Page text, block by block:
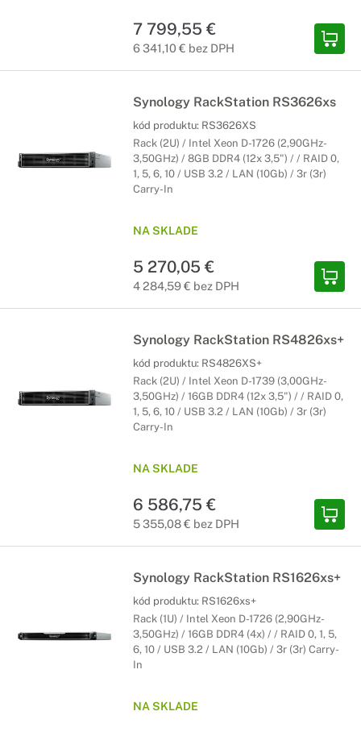
7 799,55 €
6 341,10 € bez DPH
Synology RackStation RS3626xs
kód produktu: RS3626XS
Rack (2U) / Intel Xeon D-1726 (2,90GHz-
3,50GHz) / 8GB DDR4 (12x 3,5") / / RAID 0,
1, 5, 6, 10 / USB 3.2 / LAN (10Gb) / 3r (3r)
Carry-In
NA SKLADE
5 270,05 €
4 284,59 € bez DPH
Synology RackStation RS4826xs+
kód produktu: RS4826XS+
Rack (2U) / Intel Xeon D-1739 (3,00GHz-
3,50GHz) / 16GB DDR4 (12x 3,5") / / RAID 0,
1, 5, 6, 10 / USB 3.2 / LAN (10Gb) / 3r (3r)
Carry-In
NA SKLADE
6 586,75 €
5 355,08 € bez DPH
Synology RackStation RS1626xs+
kód produktu: RS1626xs+
Rack (1U) / Intel Xeon D-1726 (2,90GHz-
3,50GHz) / 16GB DDR4 (4x) / / RAID 0, 1, 5,
6, 10 / USB 3.2 / LAN (10Gb) / 3r (3r) Carry-
In
NA SKLADE